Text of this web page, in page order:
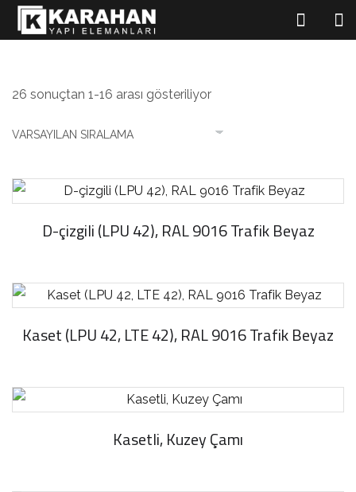
26 sonuçtan 1-16 arası gösteriliyor
D-çizgili (LPU 42), RAL 9016 Trafik Beyaz
Kaset (LPU 42, LTE 42), RAL 9016 Trafik Beyaz
Kasetli, Kuzey Çamı